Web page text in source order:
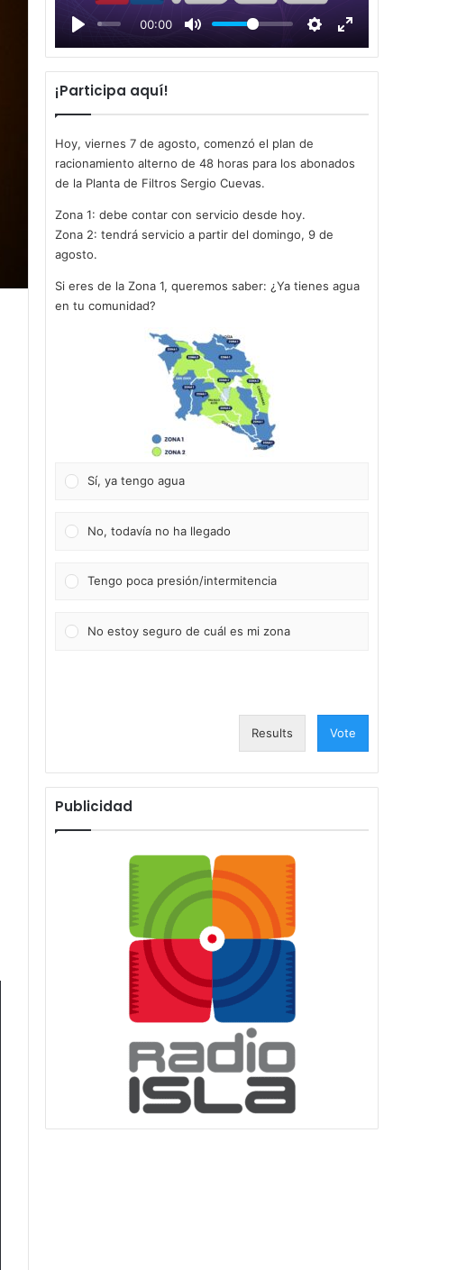
00:00
l
a
y
¡Participa aquí!
Hoy, viernes 7 de agosto, comenzó el plan de
racionamiento alterno de 48 horas para los abonados
de la Planta de Filtros Sergio Cuevas.
Zona 1: debe contar con servicio desde hoy.
Zona 2: tendrá servicio a partir del domingo, 9 de
agosto.
Si eres de la Zona 1, queremos saber: ¿Ya tienes agua
en tu comunidad?
Sí, ya tengo agua
No, todavía no ha llegado
Tengo poca presión/intermitencia
No estoy seguro de cuál es mi zona
Results Vote
Publicidad